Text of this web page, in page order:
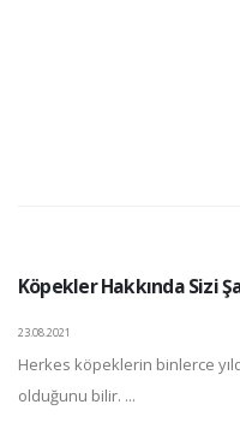
Köpekler Hakkında Sizi
23.08.2021
Herkes köpeklerin binlerce
olduğunu bilir. ...